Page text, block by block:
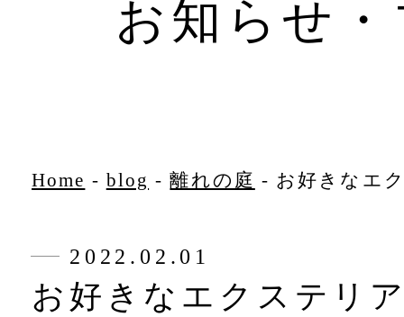
お知らせ
Home - blog -離れの庭 - お好きなエ
2022.02.01
お好きなエクステリ